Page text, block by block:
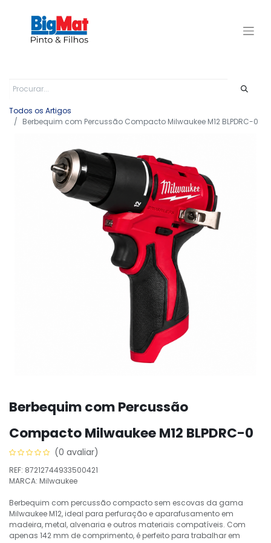
Todos os Artigos
Berbequim com Percussão Compacto Milwaukee M12 BLPDRC-0
Berbequim com Percussão
Compacto Milwaukee M12 BLPDRC-0
(0 avaliar)
REF: 87212744933500421
MARCA: Milwaukee
Berbequim com percussão compacto sem escovas da gama
Milwaukee M12, ideal para perfuração e aparafusamento em
madeira, metal, alvenaria e outros materiais compatíveis. Com
apenas 142 mm de comprimento, é perfeito para trabalhar em